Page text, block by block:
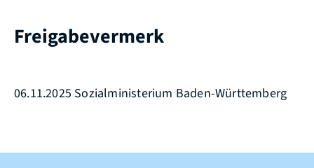
Freigabevermerk
06.11.2025 Sozialministerium Baden-Württemberg